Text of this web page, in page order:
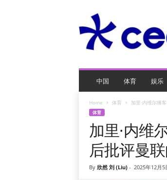
O
游
中国 体育 娱乐
Home 体育 加里·内维尔播
体育
加里·内维
后批评曼
By 欣然 刘 (Liu)- 2025年12月5